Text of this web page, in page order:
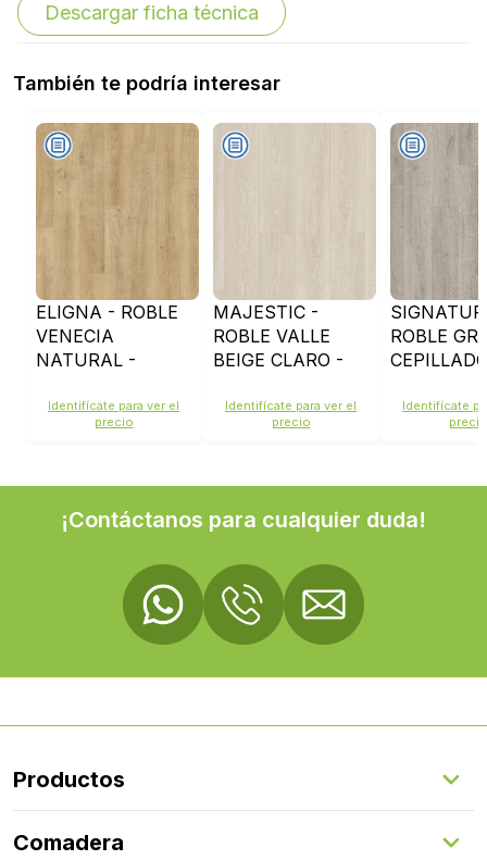
Descargar ficha técnica
También te podría interesar
ELIGNA - ROBLE
VENECIA
NATURAL -
Identifícate para ver el
precio
MAJESTIC -
ROBLE VALLE
BEIGE CLARO -
Identifícate para ver el
precio
ROBLE
Identifícate
precio
¡Contáctanos para cualquier duda!
Productos
Suelos Exteriores
Comadera